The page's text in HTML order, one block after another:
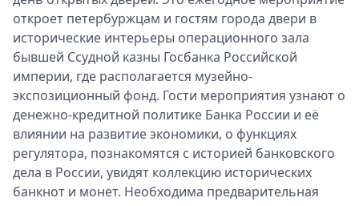
откроет петербуржцам и гостям города двери в
исторические интерьеры операционного зала
бывшей Ссудной казны Госбанка Российской
империи, где располагается музейно-
экспозиционный фонд. Гости мероприятия узнают о
денежно-кредитной политике Банка России и её
влиянии на развитие экономики, о функциях
регулятора, познакомятся с историей банковского
дела в России, увидят коллекцию исторических
банкнот и монет. Необходима предварительная